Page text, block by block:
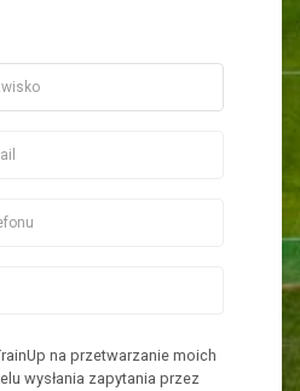
na przetwarzanie moich
wysłania zapytania przez